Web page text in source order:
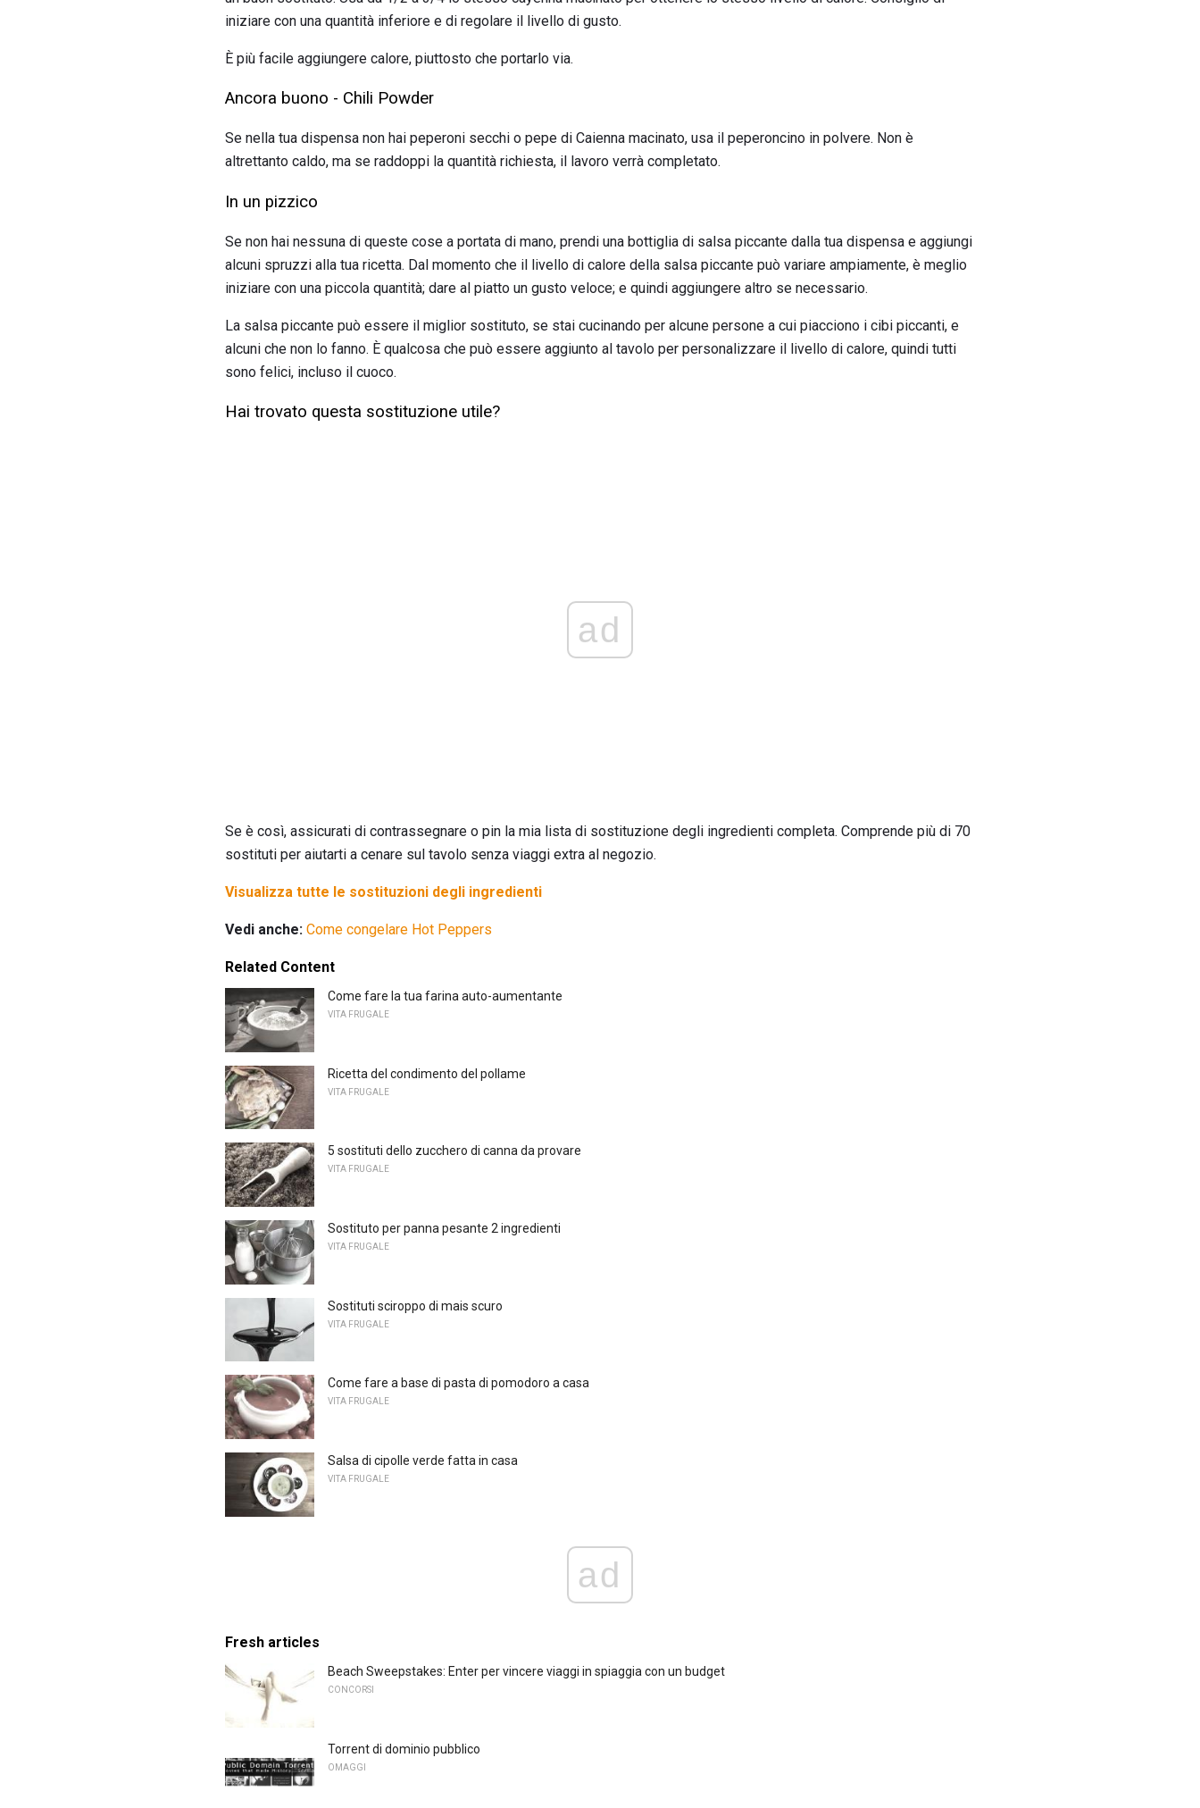
iniziare con una quantità inferiore e di regolare il livello di gusto.
È più facile aggiungere calore, piuttosto che portarlo via.
Ancora buono - Chili Powder
Se nella tua dispensa non hai peperoni secchi o pepe di Caienna macinato, usa il peperoncino in polvere. Non è
altrettanto caldo, ma se raddoppi la quantità richiesta, il lavoro verrà completato.
In un pizzico
Se non hai nessuna di queste cose a portata di mano, prendi una bottiglia di salsa piccante dalla tua dispensa e aggiungi
alcuni spruzzi alla tua ricetta. Dal momento che il livello di calore della salsa piccante può variare ampiamente, è meglio
iniziare con una piccola quantità; dare al piatto un gusto veloce; e quindi aggiungere altro se necessario.
La salsa piccante può essere il miglior sostituto, se stai cucinando per alcune persone a cui piacciono i cibi piccanti, e
alcuni che non lo fanno. È qualcosa che può essere aggiunto al tavolo per personalizzare il livello di calore, quindi tutti
sono felici, incluso il cuoco.
Hai trovato questa sostituzione utile?
ad
Se è così, assicurati di contrassegnare o pin la mia lista di sostituzione degli ingredienti completa. Comprende più di 70
sostituti per aiutarti a cenare sul tavolo senza viaggi extra al negozio.
Visualizza tutte le sostituzioni degli ingredienti
Vedi anche: Come congelare Hot Peppers
Related Content
Come fare la tua farina auto-aumentante
VITA FRUGALE
Ricetta del condimento del pollame
VITA FRUGALE
5 sostituti dello zucchero di canna da provare
VITA FRUGALE
Sostituto per panna pesante 2 ingredienti
VITA FRUGALE
Sostituti sciroppo di mais scuro
VITA FRUGALE
Come fare a base di pasta di pomodoro a casa
VITA FRUGALE
Salsa di cipolle verde fatta in casa
VITA FRUGALE
ad
Fresh articles
Beach Sweepstakes: Enter per vincere viaggi in spiaggia con un budget
CONCORSI
Torrent di dominio pubblico
OMAGGI